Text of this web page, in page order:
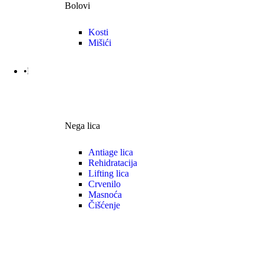
Bolovi
Kosti
Mišići
•Nega | Lepota
Nega lica
Antiage lica
Rehidratacija
Lifting lica
Crvenilo
Masnoća
Čišćenje